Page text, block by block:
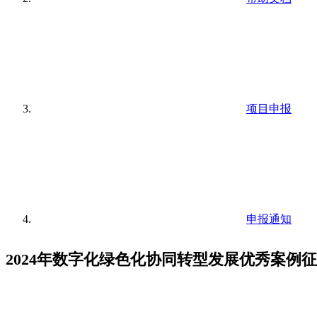
项目申报
申报通知
2024年数字化绿色化协同转型发展优秀案例